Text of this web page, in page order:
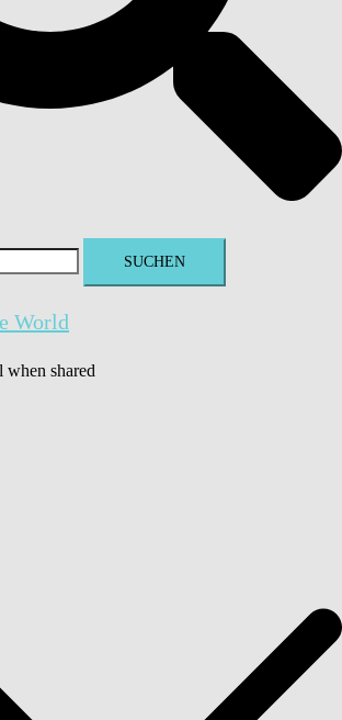
World
when shared